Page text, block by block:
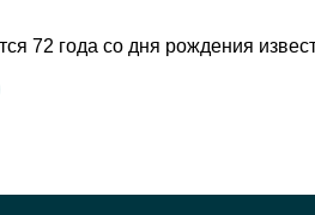
72 года со дня рождения